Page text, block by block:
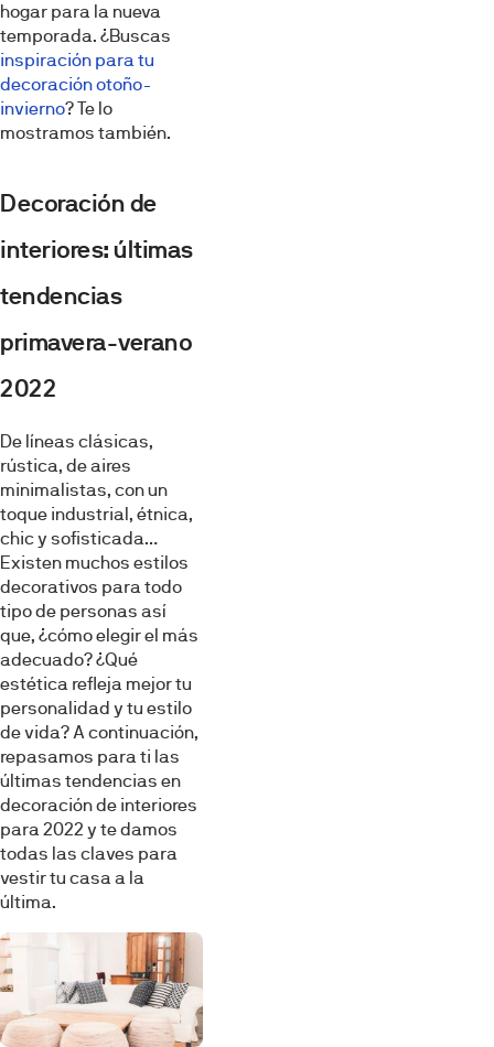
hogar para la nueva
temporada. ¿Buscas
inspiración para tu
decoración otoño-
invierno? Te lo
mostramos también.
Decoración de
interiores: últimas
tendencias
primavera-verano
2022
De líneas clásicas,
rústica, de aires
minimalistas, con un
toque industrial, étnica,
chic y sofisticada…
Existen muchos estilos
decorativos para todo
tipo de personas así
que, ¿cómo elegir el más
adecuado? ¿Qué
estética refleja mejor tu
personalidad y tu estilo
de vida? A continuación,
repasamos para ti las
últimas tendencias en
decoración de interiores
para 2022 y te damos
todas las claves para
vestir tu casa a la
última.